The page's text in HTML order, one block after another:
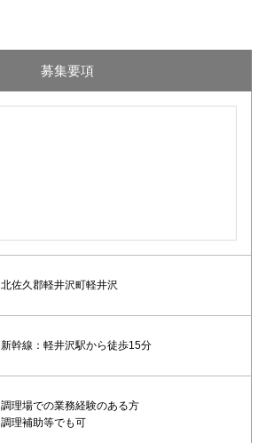
募集要項
北佐久郡軽井沢町軽井沢
新幹線：軽井沢駅から徒歩15分
調理場での業務経験のある方
調理補助等でも可